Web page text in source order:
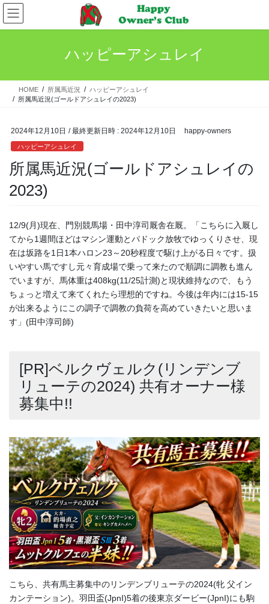
コ
ン
テ
ス
ナ
ビ
ゲ
ン
ハッピーアシュレイ
HOME 所属馬近況
ハッピーアシュレイ
所属馬近況(ゴールドアシュレイの2023)
2024年12月10日 / 最終更新日時 : 2024年12月10日 happy-owners
ハッピーアシュレイ
所属馬近況(ゴールドアシュレイの
2023)
12/9(月)現在、門別競馬場・田中淳司厩舎在厩。「こちらに入厩し
てから1週間ほどはマシン運動とパドック放牧でゆっくりさせ、現
在は坂路を1日1本ハロン23～20秒程度で駆け上がる日々です。扱
いやすい馬ですし元々育成場で乗って来たので順調に調教も進ん
でいますが、馬体重は408kg(11/25計測)と現状維持なので、もう
ちょっと増えて来てくれたら理想的ですね。今後は年内には15-15
が出来るようにこの調子で調教の負荷を高めていきたいと思いま
す」(田中淳司師)
[PR]ベルクヴェルク(リンデンブ
リューテの2024) 共有オーナー様
募集中!!
こちら、共有馬主募集中のリンデンブリューテの2024(牝 父イン
カンテーション)。羽田盃(JpnI)5着の後東京ダービー(JpnI)にも駒